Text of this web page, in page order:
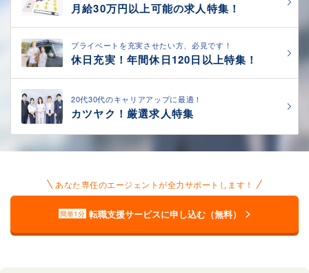
月給30万円以上可能の求人特集！
プライベートを充実させたい方、必見です！
休日充実！年間休日120日以上特集！
20代30代のキャリアアップに最適！
カツヤク！厳選求人特集
あなた専任のエージェントが全力サポートします！
簡単1分 転職支援サービスに申し込む（無料）